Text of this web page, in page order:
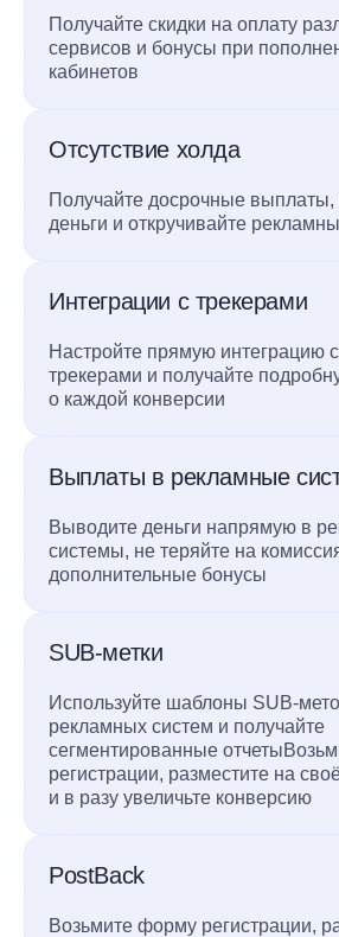
Получайте скидки на оплату
сервисов и бонусы при
кабинетов
Отсутствие холда
Получайте досрочные выплаты,
деньги и откручивайте
Интеграции с трекерами
Настройте прямую интеграцию
трекерами и получайте
о каждой конверсии
Выплаты в рекламные
Выводите деньги напрямую в
системы, не теряйте на
дополнительные бонусы
SUB-метки
Используйте шаблоны SUB-
рекламных систем и получайте
сегментированные
регистрации, разместите на
и в разу увеличьте конверсию
PostBack
Возьмите форму регистрации,